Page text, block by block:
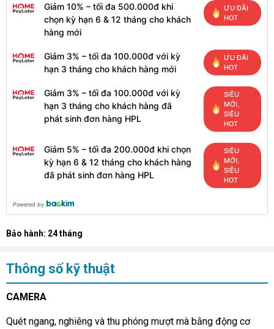
Giảm 10% – tối đa 500.000đ khi
chọn kỳ hạn 6 & 12 tháng cho khách
hàng mới
ƯU ĐÃI
HOT
Giảm 3% – tối đa 100.000đ với kỳ
hạn 3 tháng cho khách hàng mới
ƯU ĐÃI
HOT
Giảm 3% – tối đa 100.000đ với kỳ
hạn 3 tháng cho khách hàng đã
phát sinh đơn hàng HPL
SIÊU
MỚI,
SIÊU
HOT
Giảm 5% – tối đa 200.000đ khi chọn
kỳ hạn 6 & 12 tháng cho khách hàng
đã phát sinh đơn hàng HPL
SIÊU
MỚI,
SIÊU
HOT
Powered by
Bảo hành: 24 tháng
Thông số kỹ thuật
CAMERA
Quét ngang, nghiêng và thu phóng mượt mà bằng động cơ